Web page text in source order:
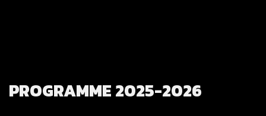
PROGRAMME 2025-2026